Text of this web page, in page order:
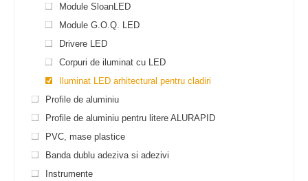
Module SloanLED
Module G.O.Q. LED
Drivere LED
Corpuri de iluminat cu LED
Iluminat LED arhitectural pentru cladiri
Profile de aluminiu
Profile de aluminiu pentru litere ALURAPID
PVC, mase plastice
Banda dublu adeziva si adezivi
Instrumente